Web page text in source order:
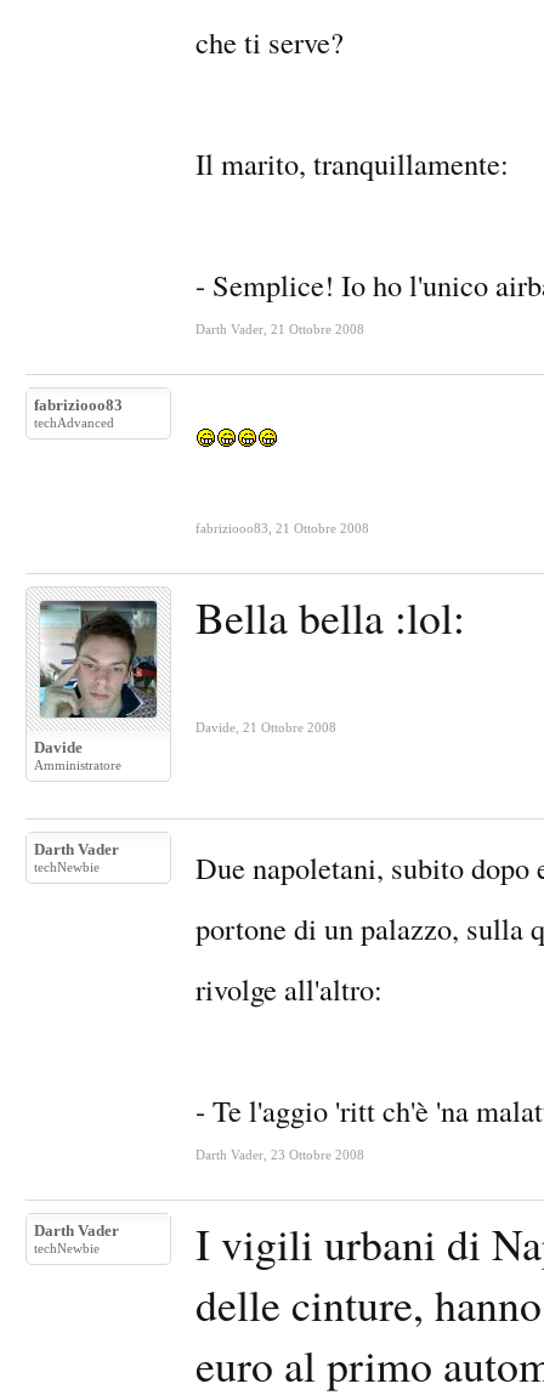
che ti serve?
Il marito, tranquillamente:
- Semplice! Io ho l'unico
Darth Vader 21 Ottobre 2008
fabriziooo83
techAdvanced
fabriziooo83 21 Ottobre 2008
Davide
Amministratore
Bella bella :lol:
Davide 21 Ottobre 2008
Darth Vader
techNewbie
Due napoletani, subito dopo
portone di un palazzo,
rivolge all'altro:
- Te l'aggio 'ritt ch'è 'na
Darth Vader 23 Ottobre 2008
Darth Vader
techNewbie
I vigili urbani di
delle cinture,
euro al primo